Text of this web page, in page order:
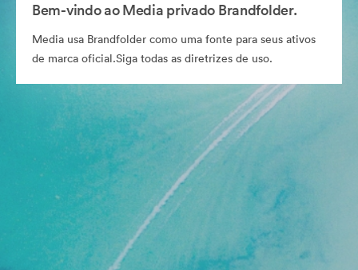
Bem-vindo ao Media privado Brandfolder.
Media usa Brandfolder como uma fonte para seus ativos
de marca oficial.Siga todas as diretrizes de uso.